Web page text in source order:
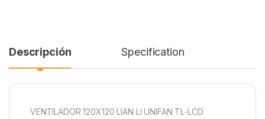
Descripción Specification
VENTILADOR 120X120 LIAN LI UNIFAN TL-LCD